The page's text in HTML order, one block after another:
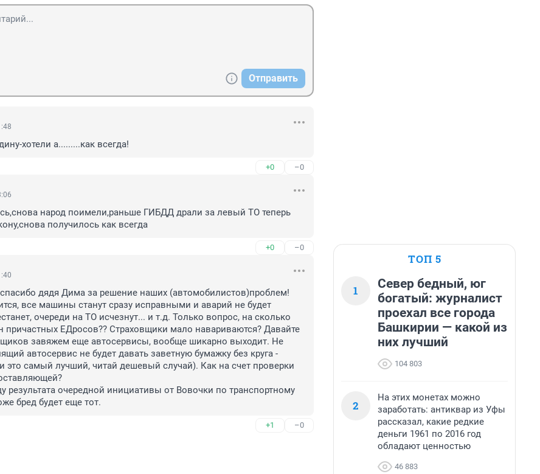
Отправить
хотели а.........как всегда!
+0 –0
народ поимели,раньше ГИБДД драли за левый ТО теперь
получилось как всегда
+0 –0
дядя Дима за решение наших (автомобилистов)проблем!
все машины станут сразу исправными и аварий не будет
очереди на ТО исчезнут... и т.д. Только вопрос, на сколько
причастных ЕДросов?? Страховщики мало навариваются? Давайте
завяжем еще автосервисы, вообще шикарно выходит. Не
автосервис не будет давать заветную бумажку без круга -
это самый лучший, читай дешевый случай). Как на счет проверки
результата очередной инициативы от Вовочки по транспортному
бред будет еще тот.
+1 –0
ТОП 5
1
Север бедный, юг
богатый: журналист
проехал все города
Башкирии — какой из
них лучший
104 803
2
На этих монетах можно
заработать: антиквар из Уфы
рассказал, какие редкие
деньги 1961 по 2016 год
обладают ценностью
46 883